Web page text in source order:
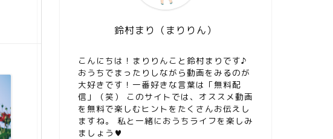
鈴村まり（まりりん）
こんにちは！まりりんこと鈴村まりです♪
おうちでまったりしながら動画をみるのが
大好きです！一番好きな言葉は「無料配
信」（笑） このサイトでは、オススメ動画
を無料で楽しむヒントをたくさんお伝えし
ますね。 私と一緒におうちライフを楽しみ
ましょう♥